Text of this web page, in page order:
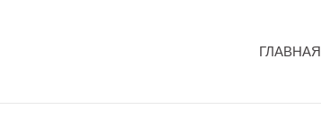
ГЛАВНАЯ